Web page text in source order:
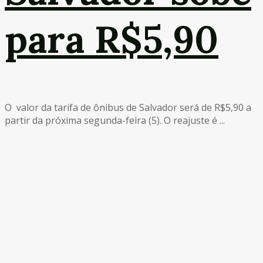
para R$5,90
O valor da tarifa de ônibus de Salvador será de R$5,90 a
partir da próxima segunda-feira (5). O reajuste é ...